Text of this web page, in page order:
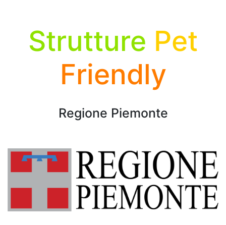
Strutture Pet
Friendly
Regione Piemonte